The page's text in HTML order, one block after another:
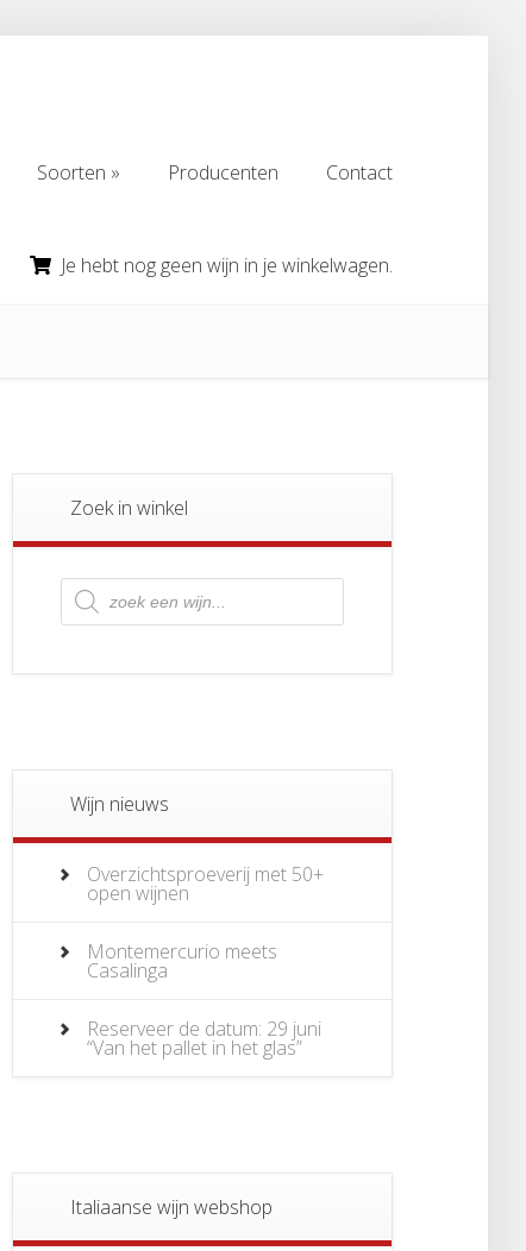
Soorten
Producenten
Contact
Je hebt nog geen wijn in je winkelwagen.
Zoek in winkel
Producten
zoeken
Wijn nieuws
Overzichtsproeverij met 50+
open wijnen
Montemercurio meets
Casalinga
Reserveer de datum: 29 juni
“Van het pallet in het glas”
Italiaanse wijn webshop